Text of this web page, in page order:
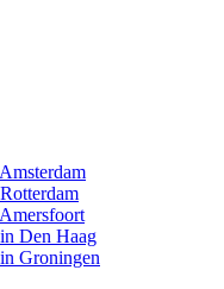
Den Haag
Groningen